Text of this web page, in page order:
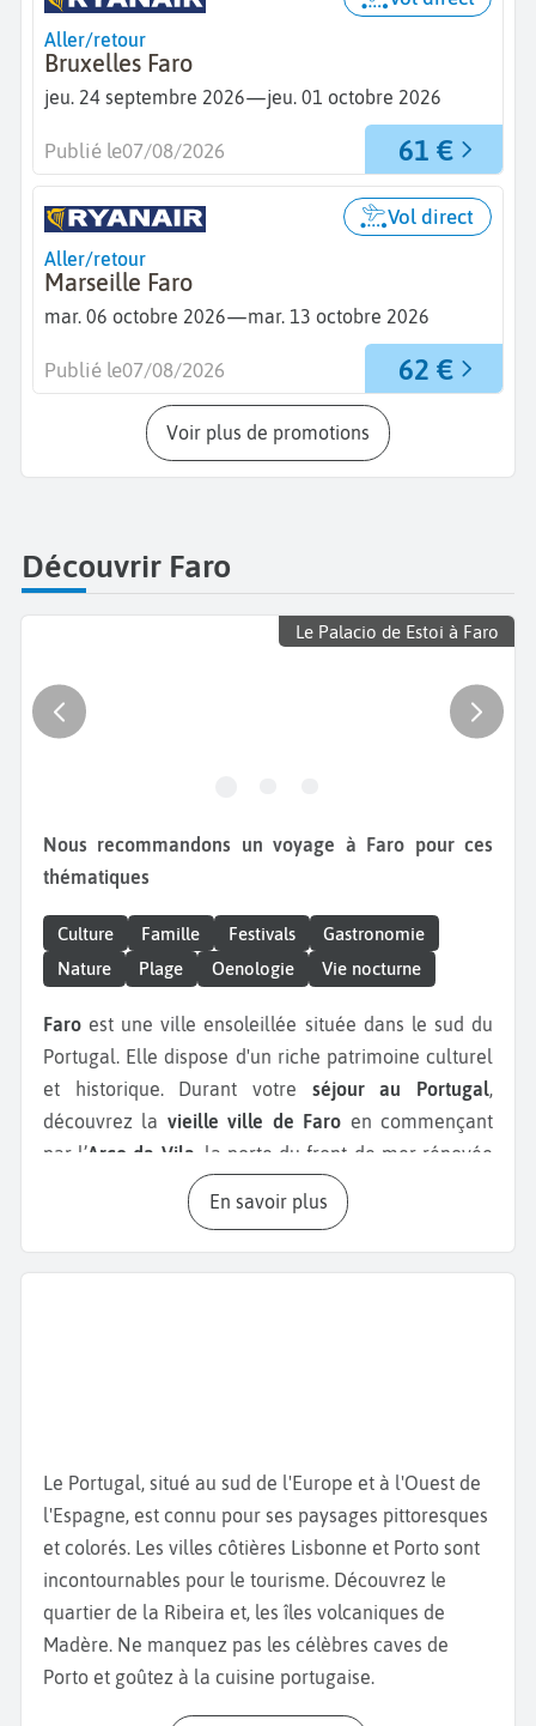
Aller/retour
Bruxelles Faro
jeu. 24 septembre 2026—jeu. 01 octobre 2026
61 €
Publié le07/08/2026
Aller/retour
Marseille Faro
mar. 06 octobre 2026—mar. 13 octobre 2026
Vol direct
62 €
Publié le07/08/2026
Voir plus de promotions
Découvrir Faro
Le Palacio de Estoi à Faro
Nous recommandons un voyage à Faro pour ces
thématiques
Culture Famille Festivals
Gastronomie
Nature
Plage Oenologie Vie nocturne
Faro est une ville ensoleillée située dans le sud du
Portugal. Elle dispose d'un riche patrimoine culturel
et historique. Durant votre séjour au Portugal,
découvrez la vieille ville de Faro en commençant
par l’Arco da Vila , la porte du front de mer rénovée
en 1812. Elle marque l’entrée dans la cité historique
de Faro. Continuez par la
Cidade Velha
entrée dans la vieille ville, passez par laPlazaavec
Faro avec lePalácio de Estóide style rococo et le
Museu Arqueologico datant du XVIème siècle, qui
propose des vestiges de l’époque romaine. L' Église
du Carmo, qui regroupe de nombreux ossements de
moines et les ruines romaines de Milreu vaut aussi
le détour. L'Église Saint-Pierre, un lieu de culte
historique, présente un intérieur richement décoré
En savoir plus
Le Portugal, situé au sud de l'Europe et à l'Ouest de
l'Espagne, est connu pour ses paysages pittoresques
et colorés. Les villes côtières Lisbonne et Porto sont
incontournables pour le tourisme. Découvrez le
quartier de la Ribeira et, les îles volcaniques de
Madère. Ne manquez pas les célèbres caves de
Porto et goûtez à la cuisine portugaise.